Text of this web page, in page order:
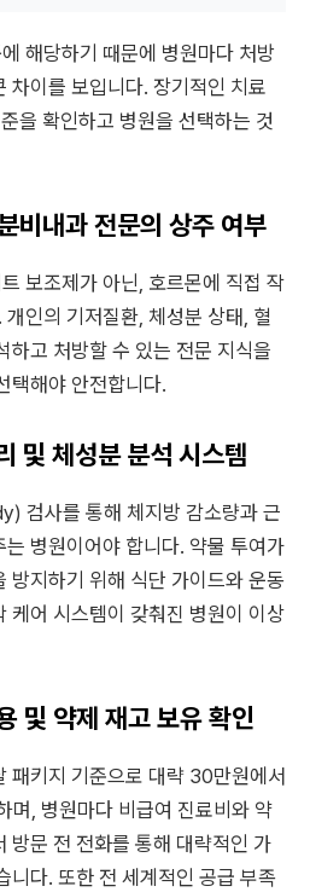
해당하기 때문에 병원마다 처방
차이를 보입니다. 장기적인 치료
을 확인하고 병원을 선택하는 것
비내과 전문의 상주 여부
보조제가 아닌, 호르몬에 직접 작
인의 기저질환, 체성분 상태, 혈
하고 처방할 수 있는 전문 지식을
택해야 안전합니다.
및 체성분 분석 시스템
검사를 통해 체지방 감소량과 근
병원이어야 합니다. 약물 투여가
방지하기 위해 식단 가이드와 운동
케어 시스템이 갖춰진 병원이 이상
및 약제 재고 보유 확인
패키지 기준으로 대략 30만원에서
며, 병원마다 비급여 진료비와 약
방문 전 전화를 통해 대략적인 가
니다. 또한 전 세계적인 공급 부족